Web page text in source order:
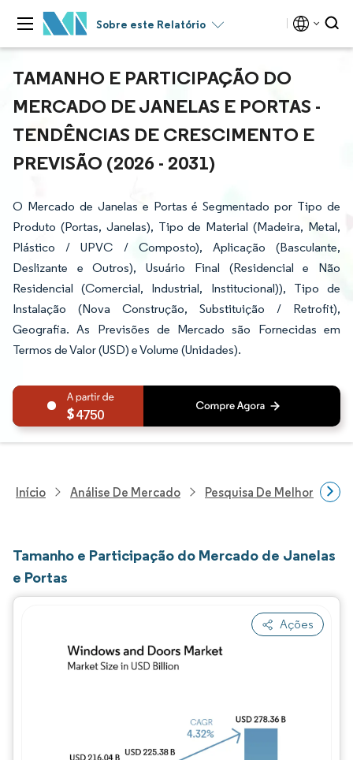
Sobre este Relatório
TAMANHO E PARTICIPAÇÃO DO
MERCADO DE JANELAS E PORTAS -
TENDÊNCIAS DE CRESCIMENTO E
PREVISÃO (2026 - 2031)
O Mercado de Janelas e Portas é Segmentado por Tipo de
Produto (Portas, Janelas), Tipo de Material (Madeira, Metal,
Plástico / UPVC / Composto), Aplicação (Basculante,
Deslizante e Outros), Usuário Final (Residencial e Não
Residencial (Comercial, Industrial, Institucional)), Tipo de
Instalação (Nova Construção, Substituição / Retrofit),
Geografia. As Previsões de Mercado são Fornecidas em
Termos de Valor (USD) e Volume (Unidades).
4750
Início Análise De Mercado Pesquisa De Melhorias
Tamanho e Participação do Mercado de Janelas
e Portas
Ações